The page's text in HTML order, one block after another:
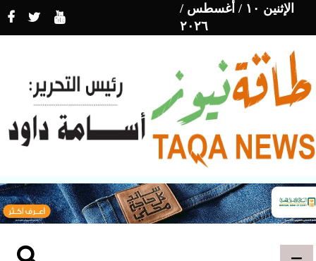
الإثنين ١٠ / أغسطس /
٢٠٢٦